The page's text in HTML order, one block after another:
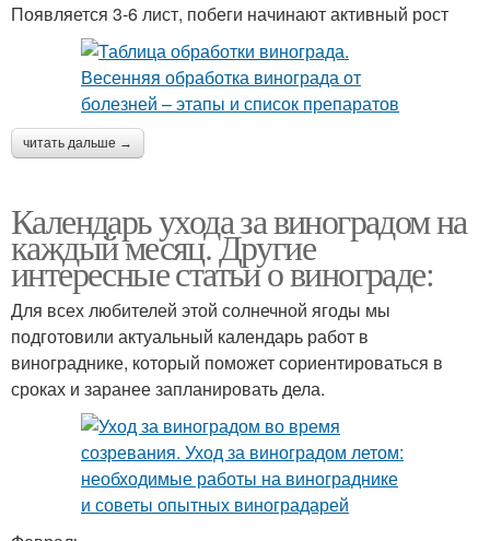
Появляется 3-6 лист, побеги начинают активный рост
читать дальше →
Календарь ухода за виноградом на
каждый месяц. Другие
интересные статьи о винограде:
Для всех любителей этой солнечной ягоды мы
подготовили актуальный календарь работ в
винограднике, который поможет сориентироваться в
сроках и заранее запланировать дела.